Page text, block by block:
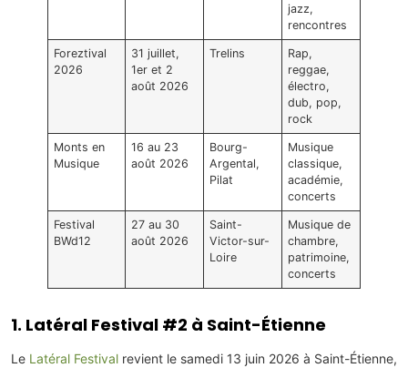
jazz,
rencontres
Foreztival
2026
31 juillet,
1er et 2
août 2026
Trelins
Rap,
reggae,
électro,
dub, pop,
rock
Monts en
Musique
16 au 23
août 2026
Bourg-
Argental,
Pilat
Musique
classique,
académie,
concerts
Festival
BWd12
27 au 30
août 2026
Saint-
Victor-sur-
Loire
Musique de
chambre,
patrimoine,
concerts
1. Latéral Festival #2 à Saint-Étienne
Le Latéral Festival revient le samedi 13 juin 2026 à Saint-Étienne,